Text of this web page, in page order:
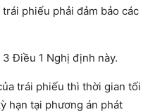
phiếu phải đảm bảo các
Điều 1 Nghị định này.
trái phiếu thì thời gian tối
hạn tại phương án phát